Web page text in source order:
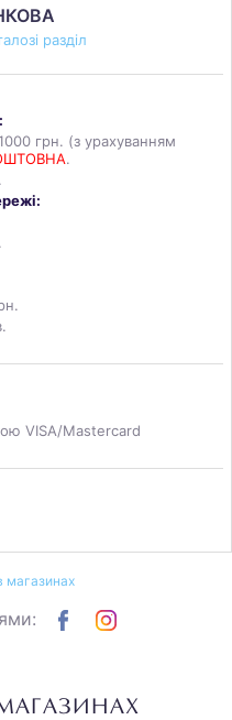
разділ
грн. (з урахуванням
.
VISA/Mastercard
магазинах